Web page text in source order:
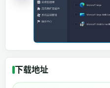
下载地址